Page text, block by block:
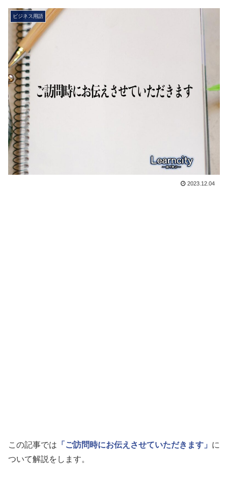
ビジネス用語
2023.12.04
この記事では 「ご訪問時にお伝えさせていただきます」 に
ついて解説をします。